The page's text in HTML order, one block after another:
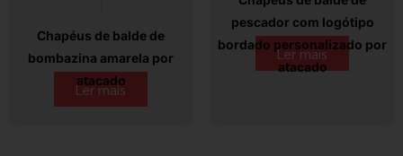
Chapéus de balde de
bombazina amarela por
atacado
Ler mais
pescador com logótipo
bordado personalizado por
atacado
Ler mais